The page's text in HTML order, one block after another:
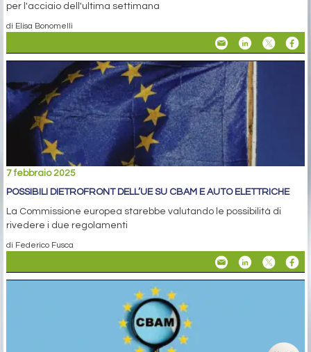
per l'acciaio dell'ultima settimana
di Elisa Bonomelli
7 febbraio 2025
POSSIBILI DIETROFRONT DELL’UE SU CBAM E AUTO ELETTRICHE
La Commissione europea starebbe valutando le possibilità di
rivedere i due regolamenti
di Federico Fusca